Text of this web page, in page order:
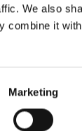
We also
combine it with
Marketing
.